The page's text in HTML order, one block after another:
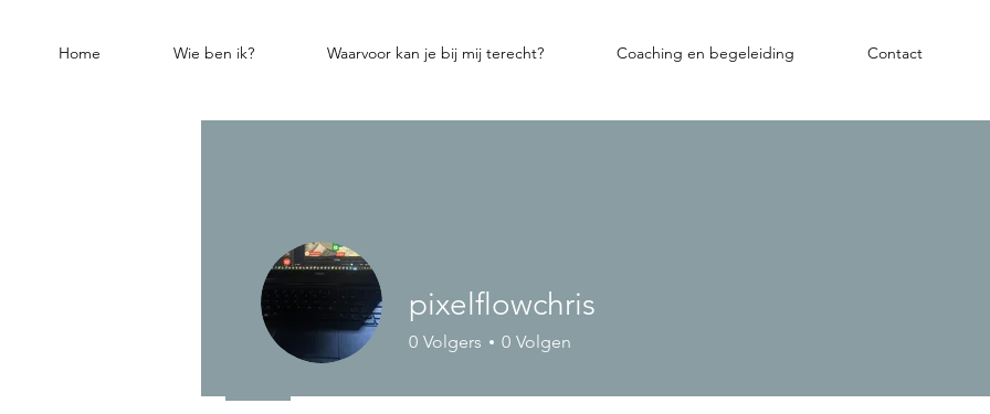
Home Wie ben ik? Waarvoor kan je bij mij terecht? Coaching en begeleiding Contact
pixelflowchris
0 Volgers 0 Volgen